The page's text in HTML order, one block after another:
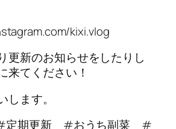
kixi.vlog
更新のお知らせをしたりし
来てください！
します。
期更新 #おうち副菜 #